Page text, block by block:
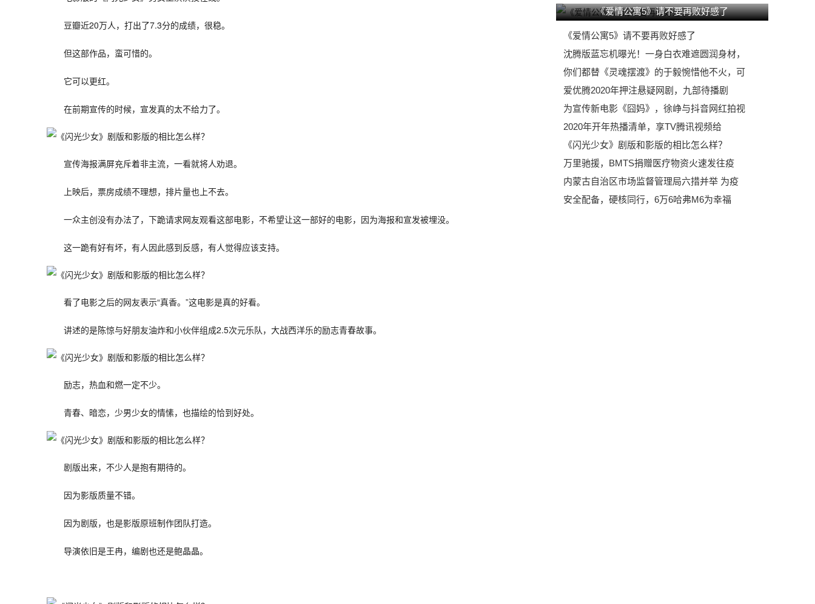
豆瓣近20万人，打出了7.3分的成绩，很稳。
但这部作品，蛮可惜的。
它可以更红。
在前期宣传的时候，宣发真的太不给力了。
宣传海报满屏充斥着非主流，一看就将人劝退。
上映后，票房成绩不理想，排片量也上不去。
一众主创没有办法了，下跪请求网友观看这部电影，不希望让这一部好的电影，因为海报和宣发被埋没。
这一跪有好有坏，有人因此感到反感，有人觉得应该支持。
看了电影之后的网友表示“真香。”这电影是真的好看。
讲述的是陈惊与好朋友油炸和小伙伴组成2.5次元乐队，大战西洋乐的励志青春故事。
励志，热血和燃一定不少。
青春、暗恋，少男少女的情愫，也描绘的恰到好处。
剧版出来，不少人是抱有期待的。
因为影版质量不错。
因为剧版，也是影版原班制作团队打造。
导演依旧是王冉，编剧也还是鲍晶晶。
《爱情公寓5》请不要再败好感了
《爱情公寓5》请不要再败好感了
沈腾版蓝忘机曝光！一身白衣难遮圆润身材，
你们都替《灵魂摆渡》的于毅惋惜他不火，可
爱优腾2020年押注悬疑网剧，九部待播剧
为宣传新电影《囧妈》，徐峥与抖音网红拍视
2020年开年热播清单，享TV腾讯视频给
《闪光少女》剧版和影版的相比怎么样？
万里驰援，BMTS捐赠医疗物资火速发往疫
内蒙古自治区市场监督管理局六措并举 为疫
安全配备，硬核同行，6万6哈弗M6为幸福